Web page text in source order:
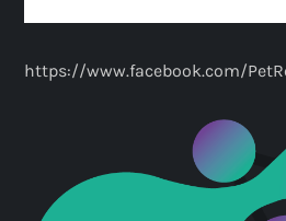
https://www.facebook.com/